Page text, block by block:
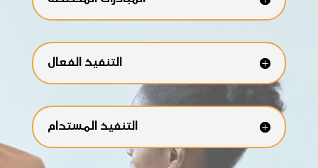
التنفيذ الفعال
التنفيذ المستدام